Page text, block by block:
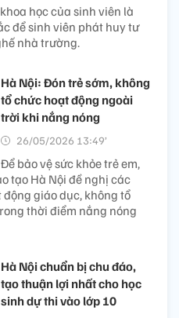
học của sinh viên là
để sinh viên phát huy tư
nhà trường.
Hà Nội: Đón trẻ sớm, không
tổ chức hoạt động ngoài
trời khi nắng nóng
26/05/2026 13:49’
Để bảo vệ sức khỏe trẻ em,
tạo Hà Nội đề nghị các
giáo dục, không tổ
thời điểm nắng nóng
Hà Nội chuẩn bị chu đáo,
tạo thuận lợi nhất cho học
sinh dự thi vào lớp 10